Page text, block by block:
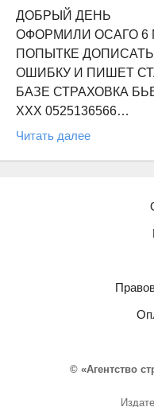
ДОБРЫЙ ДЕНЬ
ОФОРМИЛИ ОСАГО 6
ПОПЫТКЕ
ОШИБКУ И ПИШЕТ
БАЗЕ СТРАХОВКА
ХХХ 0525136566…
Читать далее
© «Агентство